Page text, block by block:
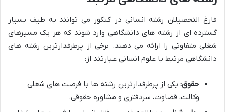
فارغ التحصیلان رشته انسانی در کنکور می توانند به طیف بسیار
گسترده ای از رشته های دانشگاهی وارد شوند که هر یک مسیرهای
شغلی متفاوتی را ارائه می دهند. برخی از پرطرفدارترین رشته های
دانشگاهی مرتبط با علوم انسانی عبارتند از:
حقوق: یکی از پرطرفدارترین رشته ها با فرصت های شغلی
وکالت، قضاوت، سردفتری و مشاوره حقوقی.